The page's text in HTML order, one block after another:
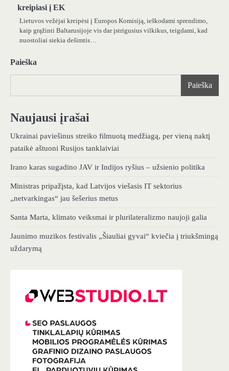
kreipiasi į EK
Lietuvos vežėjai kreipėsi į Europos Komisiją, ieškodami sprendimo,
kaip grąžinti Baltarusijoje vis dar įstrigusius vilkikus, teigdami, kad
nuostoliai siekia dešimtis…
Paieška
Paieška
Naujausi įrašai
Ukrainai paviešinus streiko filmuotą medžiagą, per vieną naktį
pataikė aštuoni Rusijos tanklaiviai
Irano karas sugadino JAV ir Indijos ryšius – užsienio politika
Ministras pripažįsta, kad Latvijos viešasis IT sektorius
„netvarkingas“ jau šešerius metus
Santa Marta, klimato veiksmai ir plurilateralizmo naujoji galia
Jaunimo muzikos festivalis „Šiauliai gyvai“ kviečia į triukšmingą
uždarymą